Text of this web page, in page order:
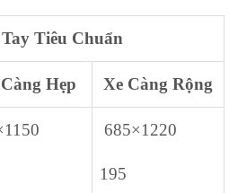
Tiêu Chuẩn
Hẹp Xe Càng Rộng
685×1220
195